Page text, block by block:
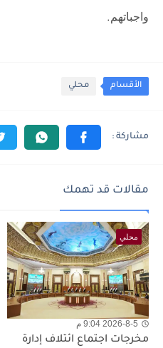
واجباتهم .
الأقسام محلي
مقالات قد تهمك
محلي
2026-8-5 9:04 م
مخرجات اجتماع ائتلاف إدارة